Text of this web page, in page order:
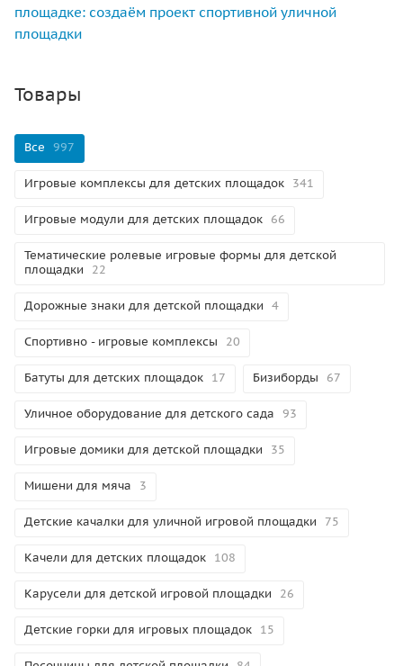
площадке: создаём проект спортивной уличной
площадки
Товары
Все 997
Игровые комплексы для детских площадок 341
Игровые модули для детских площадок 66
Тематические ролевые игровые формы для детской
площадки
22
Дорожные знаки для детской площадки 4
Спортивно - игровые комплексы 20
Батуты для детских площадок 17 Бизиборды 67
Уличное оборудование для детского сада 93
Игровые домики для детской площадки 35
Мишени для мяча 3
Детские качалки для уличной игровой площадки 75
Качели для детских площадок 108
Карусели для детской игровой площадки 26
Детские горки для игровых площадок 15